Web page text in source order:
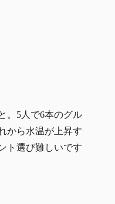
。5人で6本のグル
から水温が上昇す
ト選び難しいです